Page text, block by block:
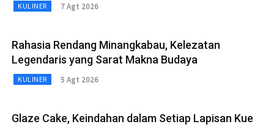
KULINER 7 Agt 2026
Rahasia Rendang Minangkabau, Kelezatan
Legendaris yang Sarat Makna Budaya
KULINER 5 Agt 2026
Glaze Cake, Keindahan dalam Setiap Lapisan Kue